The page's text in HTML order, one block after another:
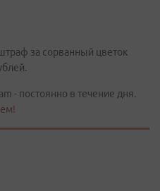
за сорванный цветок
- постоянно в течение дня.